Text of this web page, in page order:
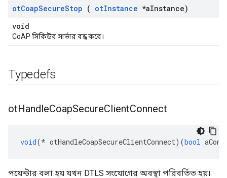
otCoapSecureStop ( otInstance *aInstance)
void
CoAP সিকিউর সার্ভার বন্ধ করে।
Typedefs
otHandleCoapSecureClientConnect
void(* otHandleCoapSecureClientConnect)(bool
পয়েন্টার বলা হয় যখন DTLS সংযোগের অবস্থা পরিবর্তিত হয়।